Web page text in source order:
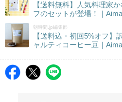
【送料無料】人気料理家
フのセットが登場！｜Aima
朝時間.jp編集部
【送料込・初回5%オフ】
ャルティコーヒー豆｜Aima